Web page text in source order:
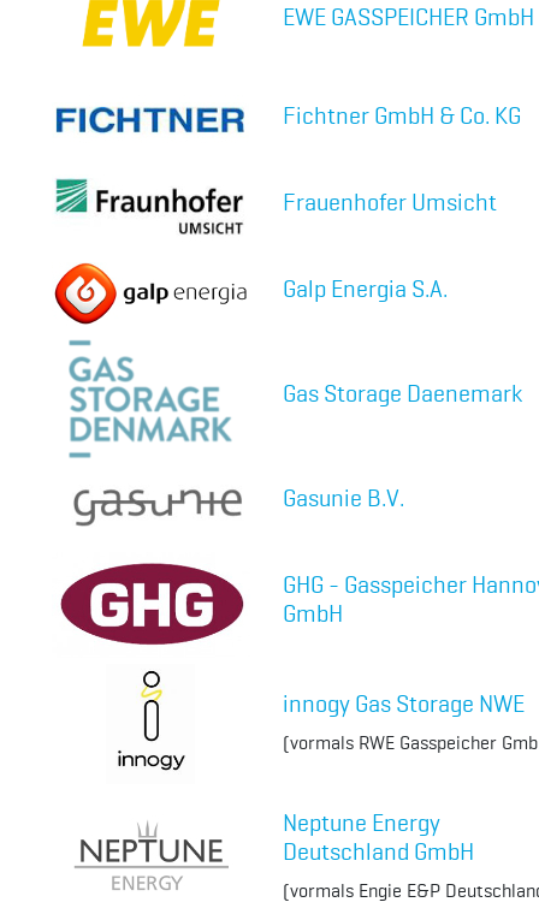
EWE GASSPEICHER GmbH
Fichtner GmbH & Co. KG
Frauenhofer Umsicht
Galp Energia S.A.
Gas Storage Daenemark
Gasunie B.V.
GHG - Gasspeicher
GmbH
innogy Gas Storage NWE
(vormals RWE Gasspeicher
Neptune Energy
Deutschland GmbH
(vormals Engie E&P